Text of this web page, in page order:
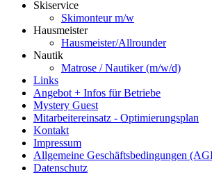
Skiservice
Skimonteur m/w
Hausmeister
Hausmeister/Allrounder
Nautik
Matrose / Nautiker (m/w/d)
Links
Angebot + Infos für Betriebe
Mystery Guest
Mitarbeitereinsatz - Optimierungsplan
Kontakt
Impressum
Allgemeine Geschäftsbedingungen
Datenschutz